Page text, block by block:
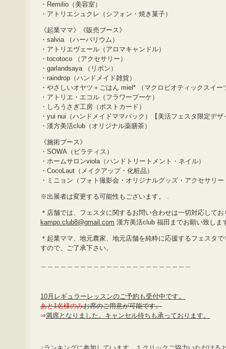
・Remilio（美容室）
・アトリエシュクレ（シフォン・焼き菓子）
《起業ママ》《販売ブース》
・salvia （ハーバリウム）
・アトリエヴェール（アロマキャンドル）
・tocotoco （アクセサリー）
・garlandsaya （リボン）
・raindrop（ハンドメイド雑貨）
・やさしいオヤツ＋ごはん miel* （マクロビオティックスイ
・アトリエ・エコル（フラワーブーケ）
・しろうさぎ工房（ポストカード）
・yui nui（ハンドメイドママバック）【美活フェスタ限定デ
・漢方美活club（オリジナル薬膳茶）
《施術ブース》
・SOWA（ピラティス）
・ホームサロンviola（ハンドトリートメント・ネイル）
・CocoLaut（メイクアップ・化粧品）
・ミニョン（フォト撮影会・オリジナルグッズ・アクセサリー
※出展者は変更する可能性もございます。 .
＊店舗では、フェスタに関するお問い合わせは一切対応して
kampo.club8@gmail.com 漢方美活club 福田までお願い致しま
＊起業ママ、地元農家、地元店舗を純粋に応援するフェスタ
すので、ご了承下さい。
10月レギュラーレッスンのご予約も受付中です。
あと1名様のみお席のご用意が可能です。
⇒満席となりました。キャンセル待ちも承っております。